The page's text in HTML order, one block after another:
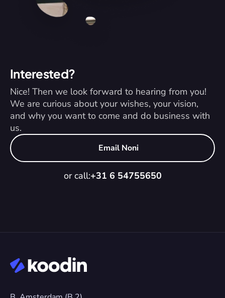
Interested?
Nice! Then we look forward to hearing from you!
We are curious about your wishes, your vision,
and why you want to come and do business with
us.
Email Noni
or call:+31 6 54755650